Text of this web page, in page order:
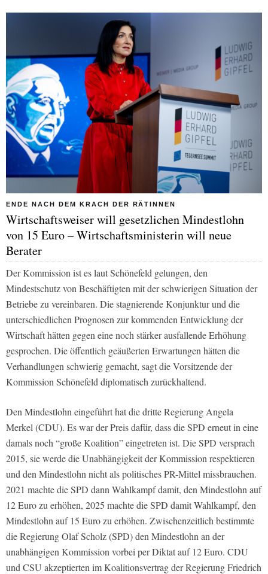
ENDE NACH DEM KRACH DER RÄTINNEN
Wirtschaftsweiser will gesetzlichen Mindestlohn
von 15 Euro – Wirtschaftsministerin will neue
Berater
Der Kommission ist es laut Schönefeld gelungen, den
Mindestschutz von Beschäftigten mit der schwierigen Situation der
Betriebe zu vereinbaren. Die stagnierende Konjunktur und die
unterschiedlichen Prognosen zur kommenden Entwicklung der
Wirtschaft hätten gegen eine noch stärker ausfallende Erhöhung
gesprochen. Die öffentlich geäußerten Erwartungen hätten die
Verhandlungen schwierig gemacht, sagt die Vorsitzende der
Kommission Schönefeld diplomatisch zurückhaltend.
Den Mindestlohn eingeführt hat die dritte Regierung Angela
Merkel (CDU). Es war der Preis dafür, dass die SPD erneut in eine
damals noch “große Koalition” eingetreten ist. Die SPD versprach
2015, sie werde die Unabhängigkeit der Kommission respektieren
und den Mindestlohn nicht als politisches PR-Mittel missbrauchen.
2021 machte die SPD dann Wahlkampf damit, den Mindestlohn auf
12 Euro zu erhöhen, 2025 machte die SPD damit Wahlkampf, den
Mindestlohn auf 15 Euro zu erhöhen. Zwischenzeitlich bestimmte
die Regierung Olaf Scholz (SPD) den Mindestlohn an der
unabhängigen Kommission vorbei per Diktat auf 12 Euro. CDU
und CSU akzeptierten im Koalitionsvertrag der Regierung Friedrich